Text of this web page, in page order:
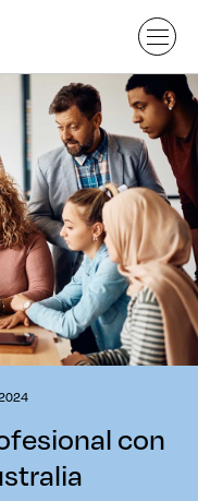
con